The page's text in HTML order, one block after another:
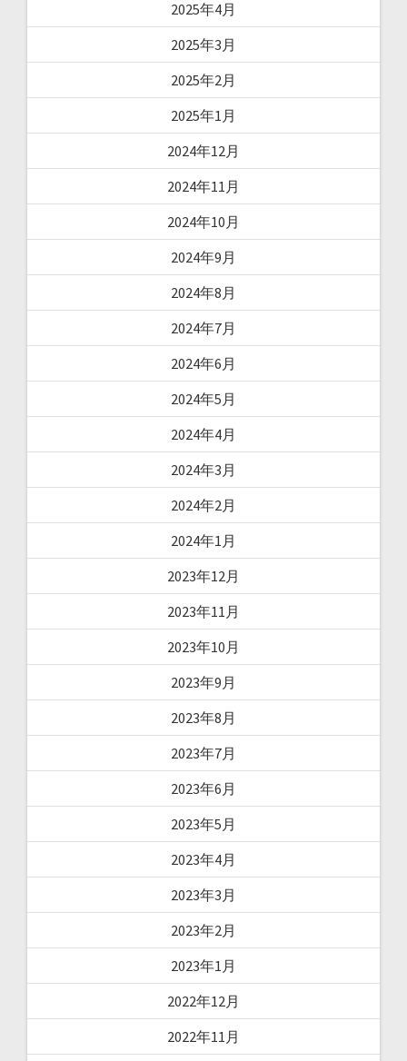
2025年4月
2025年3月
2025年2月
2025年1月
2024年12月
2024年11月
2024年10月
2024年9月
2024年8月
2024年7月
2024年6月
2024年5月
2024年4月
2024年3月
2024年2月
2024年1月
2023年12月
2023年11月
2023年10月
2023年9月
2023年8月
2023年7月
2023年6月
2023年5月
2023年4月
2023年3月
2023年2月
2023年1月
2022年12月
2022年11月